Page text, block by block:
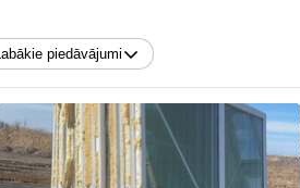
piedāvājumi